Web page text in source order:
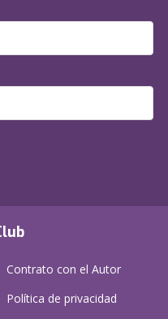
Contrato con el Autor
Política de privacidad